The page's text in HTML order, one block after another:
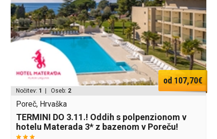
od 107,70€
Nočitev: 1 | Oseb: 2
Poreč, Hrvaška
TERMINI DO 3.11.! Oddih s polpenzionom v
hotelu Materada 3* z bazenom v Poreču!